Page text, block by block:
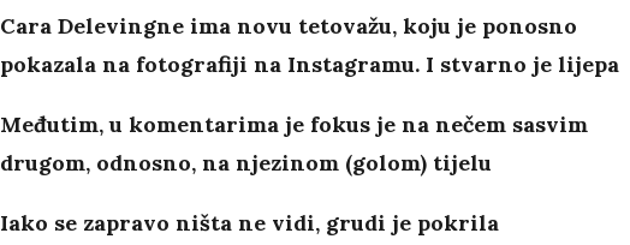
Cara Delevingne ima novu tetovažu, koju je ponosno
pokazala na fotografiji na Instagramu. I stvarno je lijepa
Međutim, u komentarima je fokus je na nečem sasvim
drugom, odnosno, na njezinom (golom) tijelu
Iako se zapravo ništa ne vidi, grudi je pokrila